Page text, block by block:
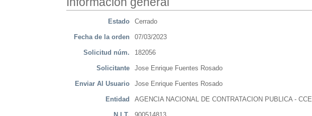
Estado Cerrado
Fecha de la orden 07/03/2023
Solicitud núm. 182056
Solicitante Jose Enrique Fuentes Rosado
Enviar Al Usuario Jose Enrique Fuentes Rosado
Entidad AGENCIA NACIONAL DE CONTRATACION PUBLICA - CCE